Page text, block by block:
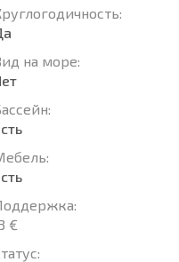
на море:
€